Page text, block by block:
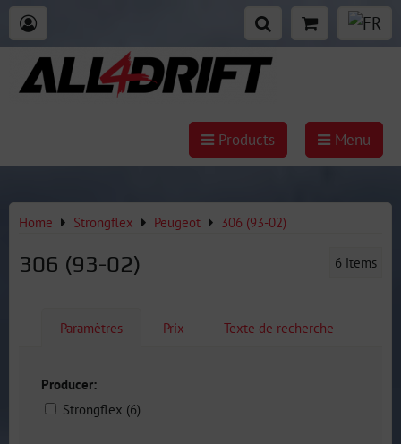
Products Menu
Home Strongflex Peugeot 306 (93-02)
306 (93-02) 6 items
Paramètres Prix Texte de recherche
Producer:
Strongflex (6)